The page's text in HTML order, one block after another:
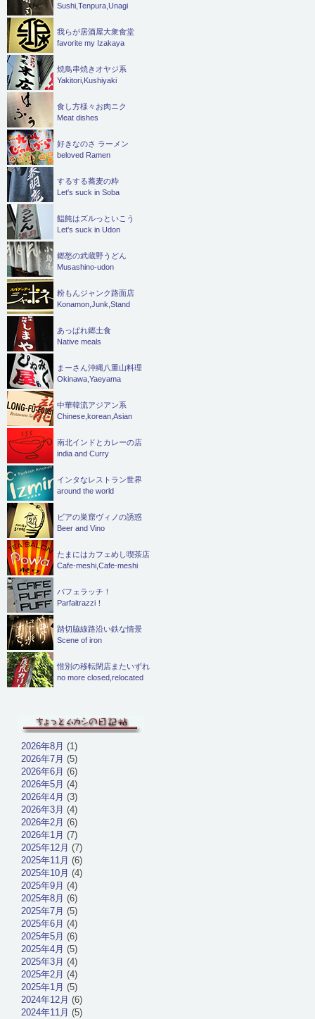
Sushi,Tenpura,Unagi
我らが居酒屋大衆食堂
favorite my Izakaya
焼鳥串焼きオヤジ系
Yakitori,Kushiyaki
食し方様々お肉ニク
Meat dishes
好きなのさ ラーメン
beloved Ramen
するする蕎麦の粋
Let's suck in Soba
饂飩はズルっといこう
Let's suck in Udon
郷愁の武蔵野うどん
Musashino-udon
粉もんジャンク路面店
Konamon,Junk,Stand
あっぱれ郷土食
Native meals
まーさん沖縄八重山料理
Okinawa,Yaeyama
中華韓流アジアン系
Chinese,korean,Asian
南北インドとカレーの店
india and Curry
インタなレストラン世界
around the world
ビアの巣窟ヴィノの誘惑
Beer and Vino
たまにはカフェめし喫茶店
Cafe-meshi,Cafe-meshi
パフェラッチ！
Parfaitrazzi！
踏切脇線路沿い鉄な情景
Scene of iron
惜別の移転閉店またいずれ
no more closed,relocated
2026年8月 (1)
2026年7月 (5)
2026年6月 (6)
2026年5月 (4)
2026年4月 (3)
2026年3月 (4)
2026年2月 (6)
2026年1月 (7)
2025年12月 (7)
2025年11月 (6)
2025年10月 (4)
2025年9月 (4)
2025年8月 (6)
2025年7月 (5)
2025年6月 (4)
2025年5月 (6)
2025年4月 (5)
2025年3月 (4)
2025年2月 (4)
2025年1月 (5)
2024年12月 (6)
2024年11月 (5)